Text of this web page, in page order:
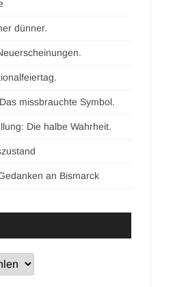
dünner.
missbrauchte Symbol.
Die halbe Wahrheit.
an Bismarck